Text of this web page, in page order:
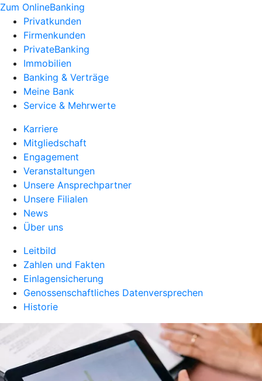
Zum OnlineBanking
Privatkunden
Firmenkunden
PrivateBanking
Immobilien
Banking & Verträge
Meine Bank
Service & Mehrwerte
Karriere
Mitgliedschaft
Engagement
Veranstaltungen
Unsere Ansprechpartner
Unsere Filialen
News
Über uns
Leitbild
Zahlen und Fakten
Einlagensicherung
Genossenschaftliches Datenversprechen
Historie